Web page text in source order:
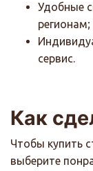
Удобные
регионам;
сервис.
Как
Чтобы купить
выберите